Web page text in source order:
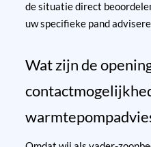
de situatie direct
uw specifieke pand
Wat zijn de